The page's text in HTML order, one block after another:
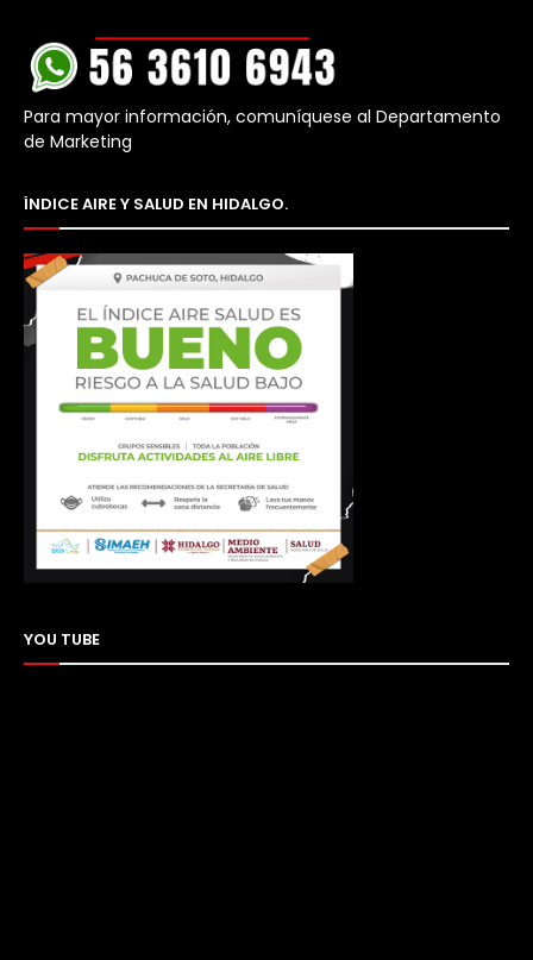
Para mayor información, comuníquese al Departamento
de Marketing
ÍNDICE AIRE Y SALUD EN HIDALGO.
YOU TUBE